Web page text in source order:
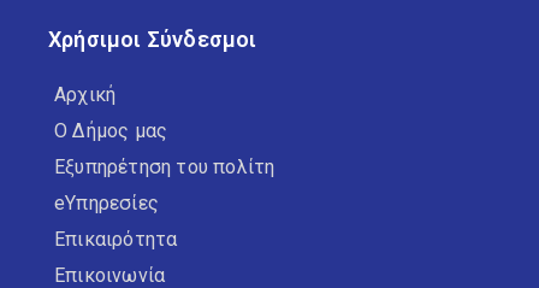
Χρήσιμοι Σύνδεσμοι
Αρχική
Ο Δήμος μας
Εξυπηρέτηση του πολίτη
eΥπηρεσίες
Επικαιρότητα
Επικοινωνία